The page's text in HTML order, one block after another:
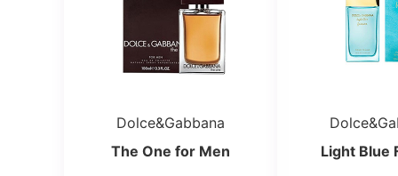
Dolce&Gabbana
The One for Men
Light Blue